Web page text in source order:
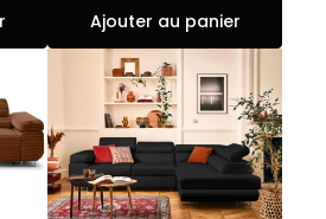
Ajouter au panier